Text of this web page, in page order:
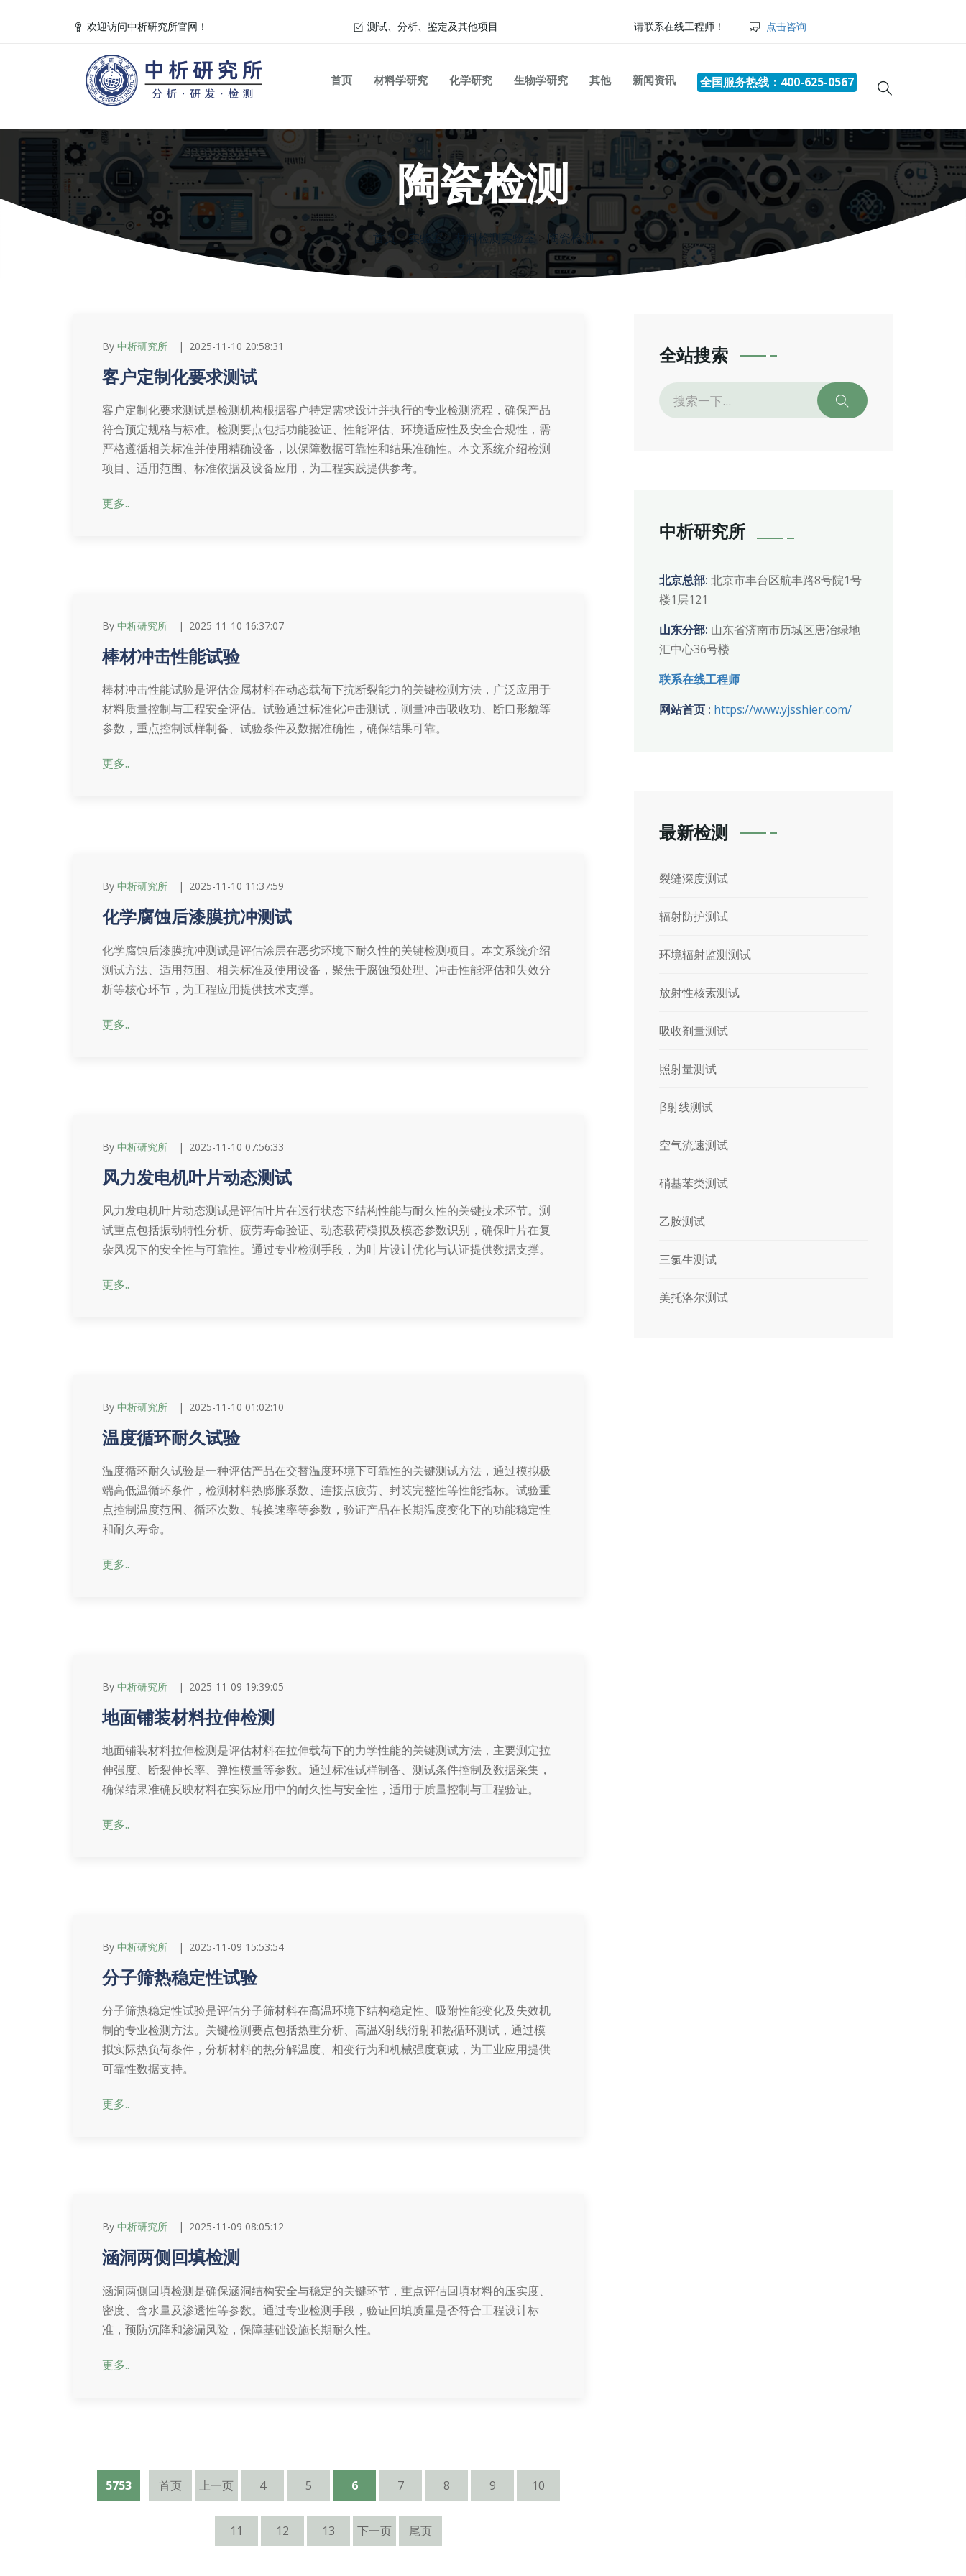
欢迎访问中析研究所官网！ 测试、分析、鉴定及其他项目 请联系在线工程师！ 点击咨询
首页 材料学研究 化学研究 生物学研究 其他 新闻资讯 全国服务热线：400-625-0567
陶瓷检测
首页>实验室> 材料检测实验室 >陶瓷检测
By 中析研究所 2025-11-10 20:58:31
客户定制化要求测试
客户定制化要求测试是检测机构根据客户特定需求设计并执行的专业检测流程，确保产品
符合预定规格与标准。检测要点包括功能验证、性能评估、环境适应性及安全合规性，需
严格遵循相关标准并使用精确设备，以保障数据可靠性和结果准确性。本文系统介绍检测
项目、适用范围、标准依据及设备应用，为工程实践提供参考。
更多..
By 中析研究所 2025-11-10 16:37:07
棒材冲击性能试验
棒材冲击性能试验是评估金属材料在动态载荷下抗断裂能力的关键检测方法，广泛应用于
材料质量控制与工程安全评估。试验通过标准化冲击测试，测量冲击吸收功、断口形貌等
参数，重点控制试样制备、试验条件及数据准确性，确保结果可靠。
更多..
By 中析研究所 2025-11-10 11:37:59
化学腐蚀后漆膜抗冲测试
化学腐蚀后漆膜抗冲测试是评估涂层在恶劣环境下耐久性的关键检测项目。本文系统介绍
测试方法、适用范围、相关标准及使用设备，聚焦于腐蚀预处理、冲击性能评估和失效分
析等核心环节，为工程应用提供技术支撑。
更多..
By 中析研究所 2025-11-10 07:56:33
风力发电机叶片动态测试
风力发电机叶片动态测试是评估叶片在运行状态下结构性能与耐久性的关键技术环节。测
试重点包括振动特性分析、疲劳寿命验证、动态载荷模拟及模态参数识别，确保叶片在复
杂风况下的安全性与可靠性。通过专业检测手段，为叶片设计优化与认证提供数据支撑。
更多..
By 中析研究所 2025-11-10 01:02:10
温度循环耐久试验
温度循环耐久试验是一种评估产品在交替温度环境下可靠性的关键测试方法，通过模拟极
端高低温循环条件，检测材料热膨胀系数、连接点疲劳、封装完整性等性能指标。试验重
点控制温度范围、循环次数、转换速率等参数，验证产品在长期温度变化下的功能稳定性
和耐久寿命。
更多..
By 中析研究所 2025-11-09 19:39:05
地面铺装材料拉伸检测
地面铺装材料拉伸检测是评估材料在拉伸载荷下的力学性能的关键测试方法，主要测定拉
伸强度、断裂伸长率、弹性模量等参数。通过标准试样制备、测试条件控制及数据采集，
确保结果准确反映材料在实际应用中的耐久性与安全性，适用于质量控制与工程验证。
更多..
By 中析研究所 2025-11-09 15:53:54
分子筛热稳定性试验
分子筛热稳定性试验是评估分子筛材料在高温环境下结构稳定性、吸附性能变化及失效机
制的专业检测方法。关键检测要点包括热重分析、高温X射线衍射和热循环测试，通过模
拟实际热负荷条件，分析材料的热分解温度、相变行为和机械强度衰减，为工业应用提供
可靠性数据支持。
更多..
By 中析研究所 2025-11-09 08:05:12
涵洞两侧回填检测
涵洞两侧回填检测是确保涵洞结构安全与稳定的关键环节，重点评估回填材料的压实度、
密度、含水量及渗透性等参数。通过专业检测手段，验证回填质量是否符合工程设计标
准，预防沉降和渗漏风险，保障基础设施长期耐久性。
更多..
5753 首页 上一页 4 5 6 7 8 9 10
11 12 13 下一页 尾页
全站搜索
中析研究所
北京总部: 北京市丰台区航丰路8号院1号
楼1层121
山东分部: 山东省济南市历城区唐冶绿地
汇中心36号楼
联系在线工程师
网站首页 : https://www.yjsshier.com/
最新检测
裂缝深度测试
辐射防护测试
环境辐射监测测试
放射性核素测试
吸收剂量测试
照射量测试
β射线测试
空气流速测试
硝基苯类测试
乙胺测试
三氯生测试
美托洛尔测试